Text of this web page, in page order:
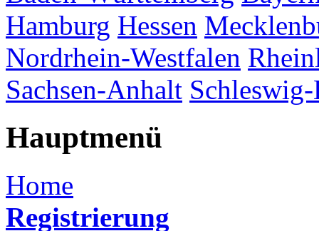
Hamburg Hessen
Nordrhein-Westfalen
Sachsen-Anhalt
Hauptmenü
Home
Registrierung